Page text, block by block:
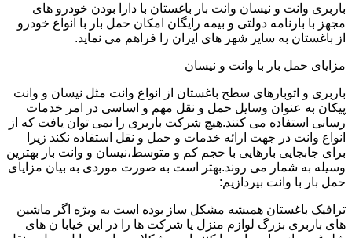
باربری وانت و نیسان وانت بار باغستان با دارا بودن خودرو های
مجهز با بارنامه دولتی و بیمه رایگان امکان حمل بار با انواع خودرو
از باغستان به سایر شهر های ایران را فراهم می نماید.
مزایای حمل بار با وانت و نیسان
باربری و اتوبارهای سطح باغستان از انواع وانت مثل نیسان و وانت
پیکان به عنوان وسایل حمل و نقل مهم و اساسی در امر خدمات
رسانی استفاده می کنند.هیچ شرکت باربری را نمی توان یافت که از
انواع وانت در جهت ارائه خدمات و حمل و نقل استفاده نکند زیرا
برای جابجایی بارهایی با حجم کم و متوسط،نیسان و وانت بار بهترین
وسیله به شمار می روند.بهتر است به صورت موردی به بیان مزایای
حمل بار با وانت بپردازیم:
ترافیک باغستان همیشه مشکل ساز بوده است به ویژه اگر ماشین
های باربری بزرگ لوازم منزل یا شرکت ها را در این خیابا ن های